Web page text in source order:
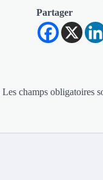
Partager
Les champs obligatoires